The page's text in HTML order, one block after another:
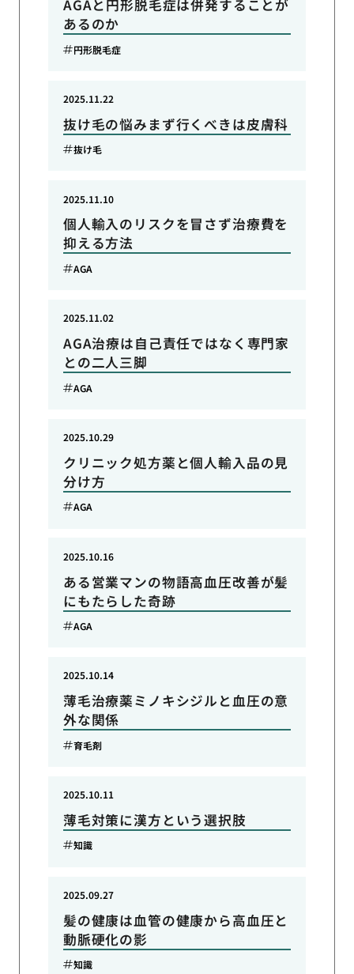
AGAと円形脱毛症は併発することが
あるのか
円形脱毛症
抜け毛の悩みまず行くべきは皮膚科
2025.11.22
抜け毛
個人輸入のリスクを冒さず治療費を
抑える方法
2025.11.10
AGA
AGA治療は自己責任ではなく専門家
との二人三脚
2025.11.02
AGA
クリニック処方薬と個人輸入品の見
分け方
2025.10.29
AGA
ある営業マンの物語高血圧改善が髪
にもたらした奇跡
2025.10.16
AGA
薄毛治療薬ミノキシジルと血圧の意
外な関係
2025.10.14
育毛剤
薄毛対策に漢方という選択肢
2025.10.11
知識
髪の健康は血管の健康から高血圧と
動脈硬化の影
2025.09.27
知識